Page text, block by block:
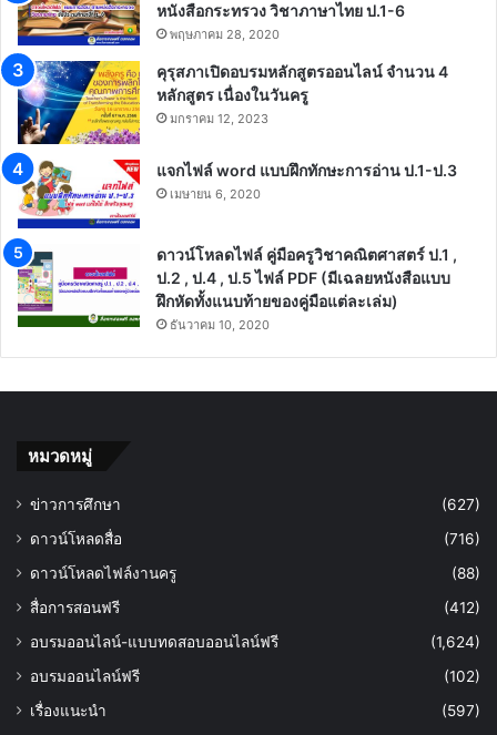
หนังสือกระทรวง วิชาภาษาไทย ป.1-6
พฤษภาคม 28, 2020
คุรุสภาเปิดอบรมหลักสูตรออนไลน์ จำนวน 4
หลักสูตร เนื่องในวันครู
มกราคม 12, 2023
แจกไฟล์ word แบบฝึกทักษะการอ่าน ป.1-ป.3
เมษายน 6, 2020
ดาวน์โหลดไฟล์ คู่มือครูวิชาคณิตศาสตร์ ป.1 ,
ป.2 , ป.4 , ป.5 ไฟล์ PDF (มีเฉลยหนังสือแบบ
ฝึกหัดทั้งแนบท้ายของคู่มือแต่ละเล่ม)
ธันวาคม 10, 2020
หมวดหมู่
ข่าวการศึกษา
(627)
ดาวน์โหลดสื่อ
(716)
ดาวน์โหลดไฟล์งานครู
(88)
สื่อการสอนฟรี
(412)
อบรมออนไลน์-แบบทดสอบออนไลน์ฟรี
(1,624)
อบรมออนไลน์ฟรี
(102)
เรื่องแนะนำ
(597)